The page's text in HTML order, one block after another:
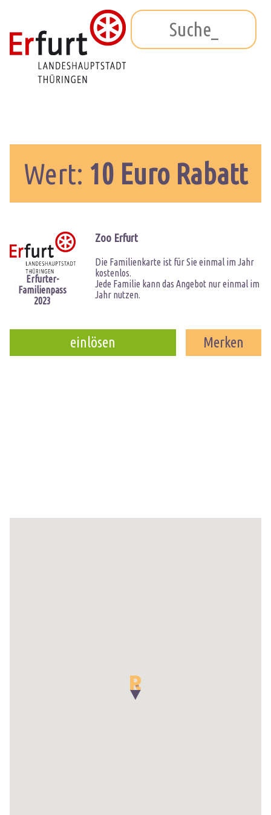
Wert: 10 Euro Rabatt
Erfurter-
Familienpass
2023
Zoo Erfurt
Die Familienkarte ist für Sie einmal im Jahr
kostenlos.
Jede Familie kann das Angebot nur einmal im
Jahr nutzen.
einlösen Merken